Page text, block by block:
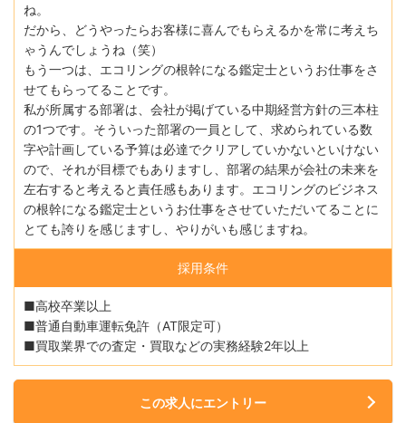
ね。
だから、どうやったらお客様に喜んでもらえるかを常に考えち
ゃうんでしょうね（笑）
もう一つは、エコリングの根幹になる鑑定士というお仕事をさ
せてもらってることです。
私が所属する部署は、会社が掲げている中期経営方針の三本柱
の1つです。そういった部署の一員として、求められている数
字や計画している予算は必達でクリアしていかないといけない
ので、それが目標でもありますし、部署の結果が会社の未来を
左右すると考えると責任感もあります。エコリングのビジネス
の根幹になる鑑定士というお仕事をさせていただいてることに
とても誇りを感じますし、やりがいも感じますね。
採用条件
■高校卒業以上
■普通自動車運転免許（AT限定可）
■買取業界での査定・買取などの実務経験2年以上
この求人にエントリー